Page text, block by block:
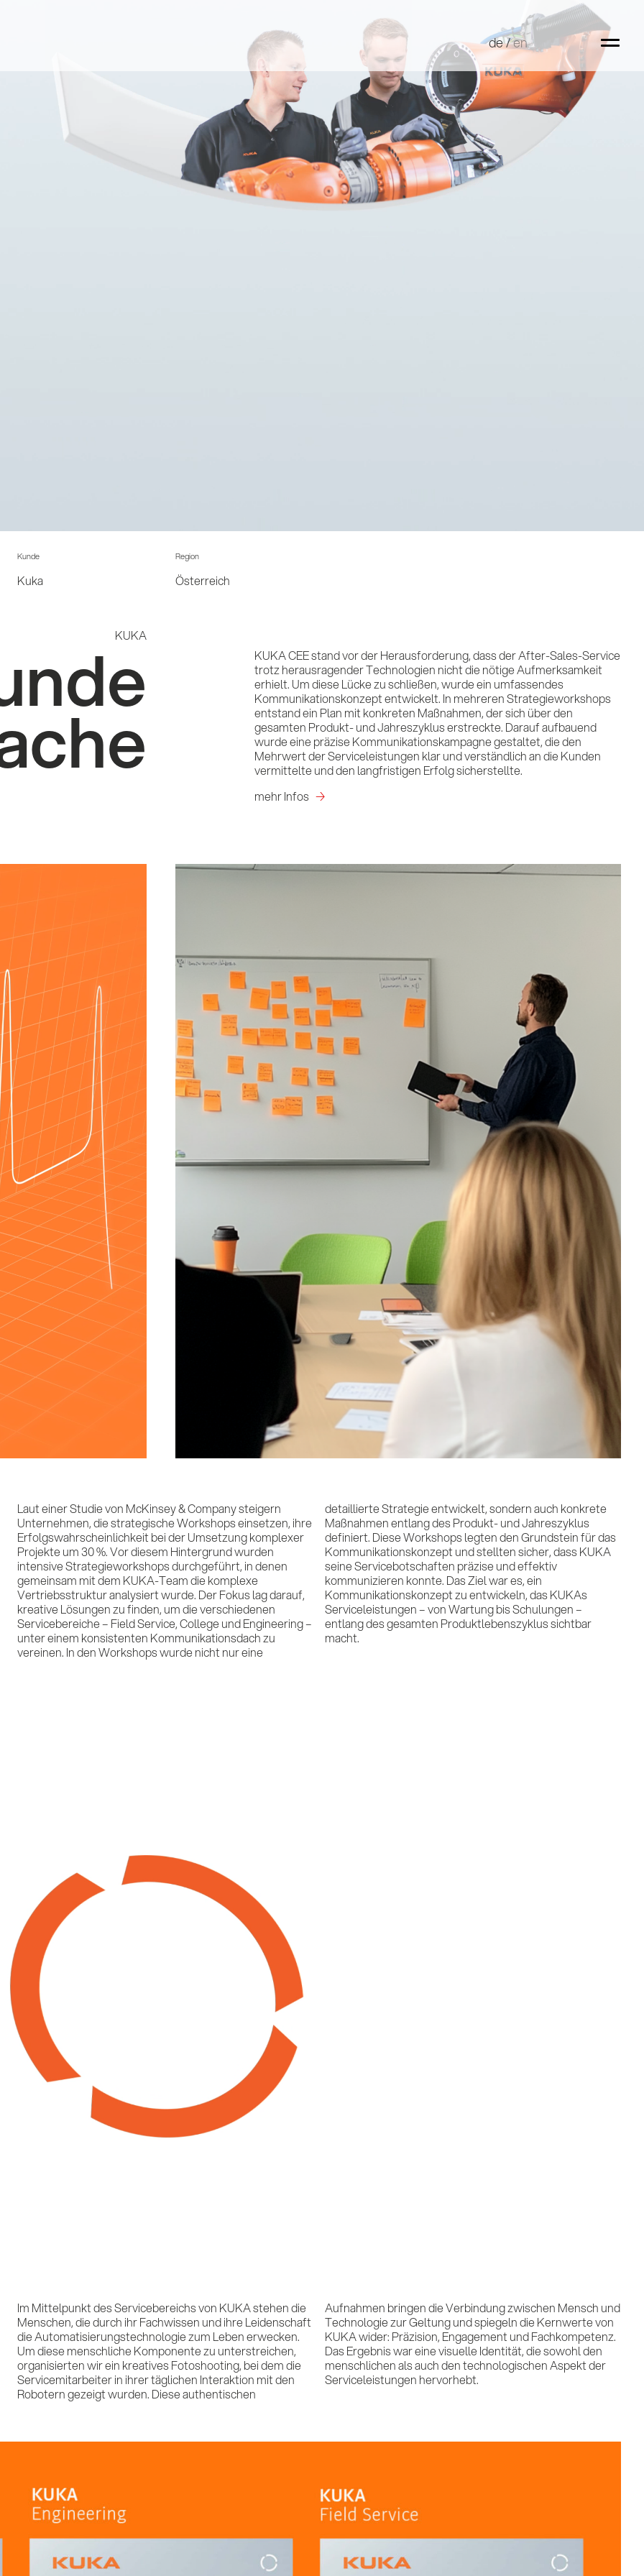
de/en
de/en
Leistungen
Referenzen
Impulse & Insights
KI x B2B
Kunde
Kuka
Region
Österreich
KUKA
KUKA CEE stand vor der Herausforderung, dass der After-Sales-Service
trotz herausragender Technologien nicht die nötige Aufmerksamkeit
erhielt. Um diese Lücke zu schließen, wurde ein umfassendes
Kommunikationskonzept entwickelt. In mehreren Strategieworkshops
entstand ein Plan mit konkreten Maßnahmen, der sich über den
gesamten Produkt- und Jahreszyklus erstreckte. Darauf aufbauend
wurde eine präzise Kommunikationskampagne gestaltet, die den
Mehrwert der Serviceleistungen klar und verständlich an die Kunden
vermittelte und den langfristigen Erfolg sicherstellte.
mehr Infos
Laut einer Studie von McKinsey & Company steigern
Unternehmen, die strategische Workshops einsetzen, ihre
Erfolgswahrscheinlichkeit bei der Umsetzung komplexer
Projekte um 30 %. Vor diesem Hintergrund wurden
intensive Strategieworkshops durchgeführt, in denen
gemeinsam mit dem KUKA-Team die komplexe
Vertriebsstruktur analysiert wurde. Der Fokus lag darauf,
kreative Lösungen zu finden, um die verschiedenen
Servicebereiche – Field Service, College und Engineering –
unter einem konsistenten Kommunikationsdach zu
vereinen. In den Workshops wurde nicht nur eine
detaillierte Strategie entwickelt, sondern auch konkrete
Maßnahmen entlang des Produkt- und Jahreszyklus
definiert. Diese Workshops legten den Grundstein für das
Kommunikationskonzept und stellten sicher, dass KUKA
seine Servicebotschaften präzise und effektiv
kommunizieren konnte. Das Ziel war es, ein
Kommunikationskonzept zu entwickeln, das KUKAs
Serviceleistungen – von Wartung bis Schulungen –
entlang des gesamten Produktlebenszyklus sichtbar
macht.
Im Mittelpunkt des Servicebereichs von KUKA stehen die
Menschen, die durch ihr Fachwissen und ihre Leidenschaft
die Automatisierungstechnologie zum Leben erwecken.
Um diese menschliche Komponente zu unterstreichen,
organisierten wir ein kreatives Fotoshooting, bei dem die
Servicemitarbeiter in ihrer täglichen Interaktion mit den
Robotern gezeigt wurden. Diese authentischen
Aufnahmen bringen die Verbindung zwischen Mensch und
Technologie zur Geltung und spiegeln die Kernwerte von
KUKA wider: Präzision, Engagement und Fachkompetenz.
Das Ergebnis war eine visuelle Identität, die sowohl den
menschlichen als auch den technologischen Aspekt der
Serviceleistungen hervorhebt.